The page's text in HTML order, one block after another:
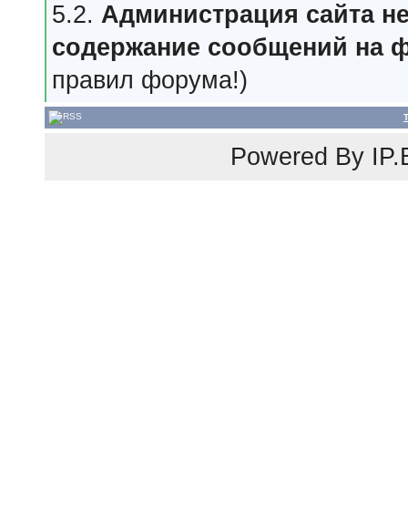
5.2. Администрация сайта
содержание сообщений на
правил форума!)
Powered By